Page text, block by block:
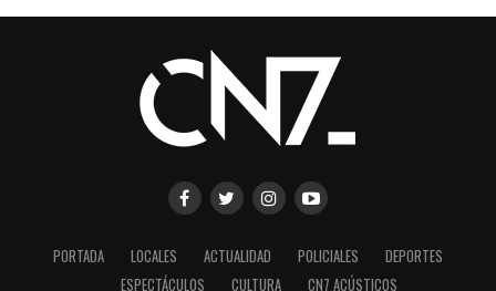
PORTADA LOCALES ACTUALIDAD POLICIALES
DEPORTES
ESPECTÁCULOS
CULTURA CN7 ACÚSTICOS